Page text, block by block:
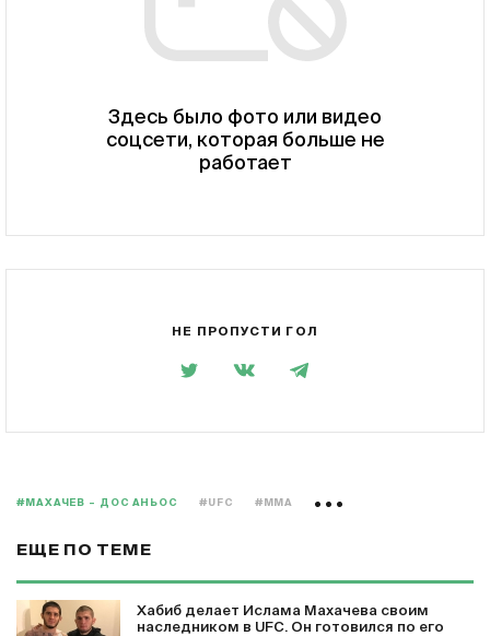
Здесь было фото или видео
соцсети, которая больше не
работает
НЕ ПРОПУСТИ ГОЛ
#МАХАЧЕВ – ДОС АНЬОС #UFC #MMA
ЕЩЕ ПО ТЕМЕ
Хабиб делает Ислама Махачева своим
наследником в UFC. Он готовился по его